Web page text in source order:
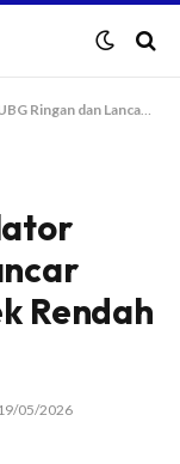
untuk Main di PC Spek Rendah
Rendah
19/05/2026